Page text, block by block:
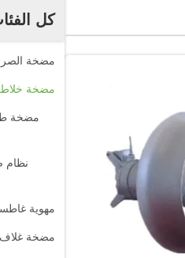
كل
مضخة
مضخة
مضخة
نظام
مهوية
مضخة غلاف